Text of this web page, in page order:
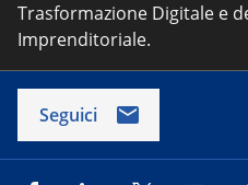
Trasformazione Digitale e
Imprenditoriale.
Seguici